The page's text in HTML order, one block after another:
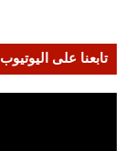
تابعنا على اليوتيوب